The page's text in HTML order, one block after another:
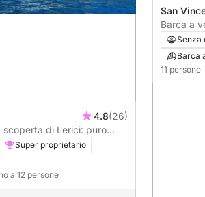
4.8(26)
scoperta di Lerici: puro
blu italiano.
Super proprietario
a 12 persone
San
Barca a
Senza
Barca
11 persone